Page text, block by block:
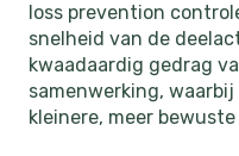
loss prevention
snelheid van de
kwaadaardig gedrag
samenwerking,
kleinere, meer